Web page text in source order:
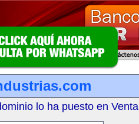
lo ha puesto en Venta